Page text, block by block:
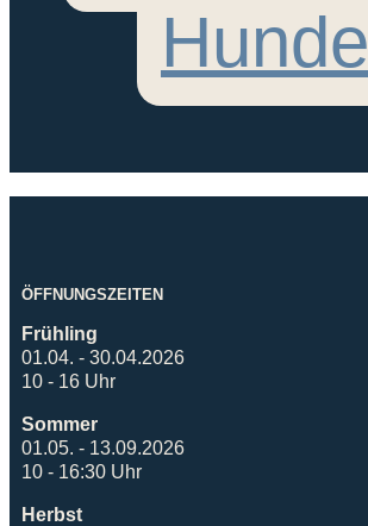
Hunde
ÖFFNUNGSZEITEN
Frühling
01.04. - 30.04.2026
10 - 16 Uhr
Sommer
01.05. - 13.09.2026
10 - 16:30 Uhr
Herbst